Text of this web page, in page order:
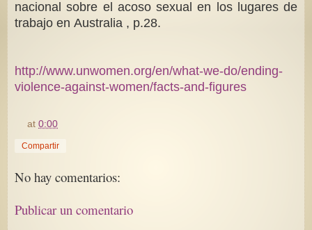
nacional sobre el acoso sexual en los lugares de
trabajo en Australia , p.28.
http://www.unwomen.org/en/what-we-do/ending-
violence-against-women/facts-and-figures
at0:00
Compartir
No hay comentarios:
Publicar un comentario